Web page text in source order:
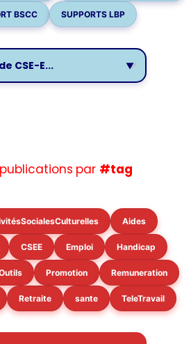
BSCC SUPPORTS LBP
par #tag
Aides
CSEE Emploi Handicap
Promotion Remuneration
Retraite sante TeleTravail